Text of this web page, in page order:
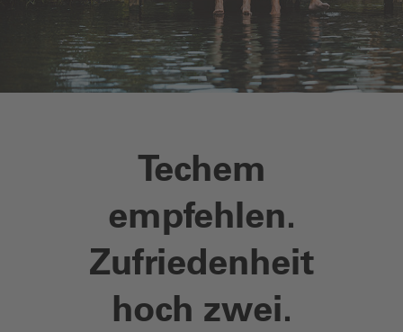
Techem
empfehlen.
Zufriedenheit
hoch zwei.